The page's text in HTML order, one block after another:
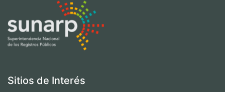
Sitios de Interés